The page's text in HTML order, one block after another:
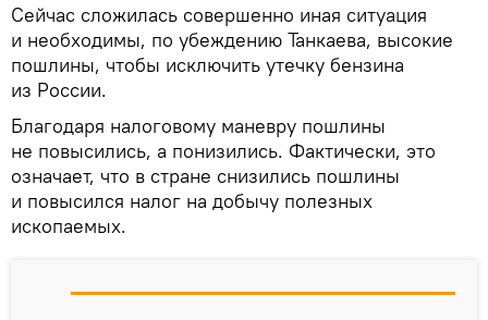
Сейчас сложилась совершенно иная ситуация
и необходимы, по убеждению Танкаева, высокие
пошлины, чтобы исключить утечку бензина
из России.
Благодаря налоговому маневру пошлины
не повысились, а понизились. Фактически, это
означает, что в стране снизились пошлины
и повысился налог на добычу полезных
ископаемых.